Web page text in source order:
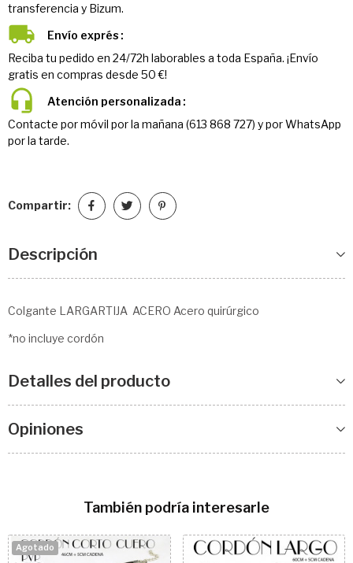
transferencia y Bizum.
Envío exprés
Reciba tu pedido en 24/72h laborables a toda España. ¡Envío
gratis en compras desde 50 €!
Atención personalizada
Contacte por móvil por la mañana (613 868 727) y por WhatsApp
por la tarde.
Compartir:
Descripción
Colgante LARGARTIJA ACERO Acero quirúrgico
*no incluye cordón
Detalles del producto
Opiniones
También podría interesarle
Agotado